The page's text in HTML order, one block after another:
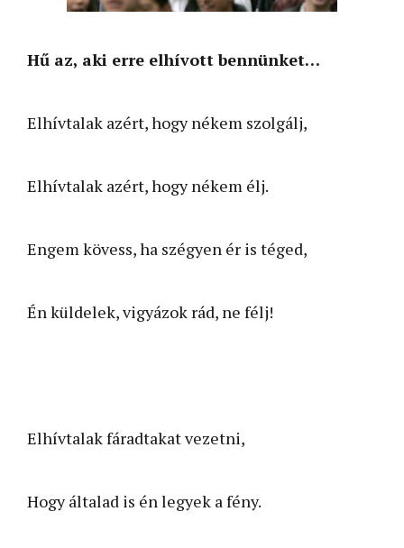
Hű az, aki erre elhívott bennünket…
Elhívtalak azért, hogy nékem szolgálj,
Elhívtalak azért, hogy nékem élj.
Engem kövess, ha szégyen ér is téged,
Én küldelek, vigyázok rád, ne félj!
Elhívtalak fáradtakat vezetni,
Hogy általad is én legyek a fény.